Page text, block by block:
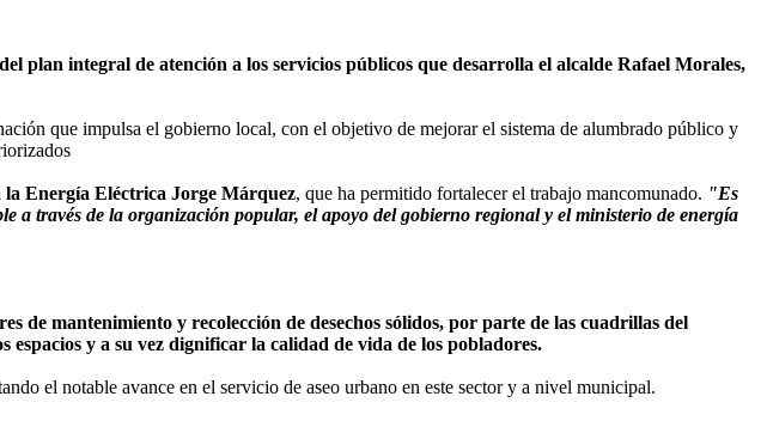
plan integral de atención a los servicios públicos que desarrolla el alcalde Rafael Morales,
que impulsa el gobierno local, con el objetivo de mejorar el sistema de alumbrado público y
Energía Eléctrica Jorge Márquez, que ha permitido fortalecer el trabajo mancomunado. "Es
través de la organización popular, el apoyo del gobierno regional y el ministerio de energía
de mantenimiento y recolección de desechos sólidos, por parte de las cuadrillas del
y a su vez dignificar la calidad de vida de los pobladores.
el notable avance en el servicio de aseo urbano en este sector y a nivel municipal.